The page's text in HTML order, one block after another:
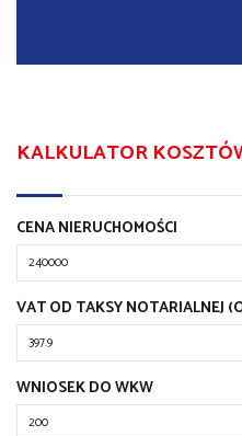
KALKULATOR
CENA NIERUCHOMOŚCI
VAT OD TAKSY NOTARIALNEJ
WNIOSEK DO WKW